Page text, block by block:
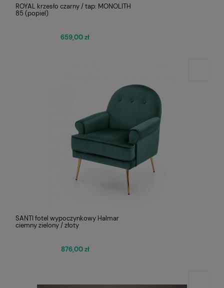
ROYAL krzesło czarny / tap: MONOLITH
85 (popiel)
659,00 zł
SANTI fotel wypoczynkowy Halmar
ciemny zielony / złoty
876,00 zł